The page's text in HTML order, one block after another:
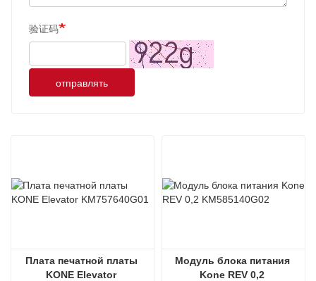
验证码
отправлять
Плата печатной платы
KONE Elevator
Модуль блока питания
Kone REV 0,2